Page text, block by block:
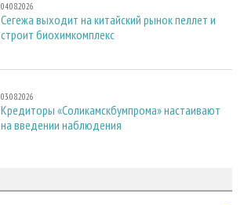
04.08.2026
Сегежа выходит на китайский рынок пеллет и
строит биохимкомплекс
03.08.2026
Кредиторы «Соликамскбумпрома» настаивают
на введении наблюдения